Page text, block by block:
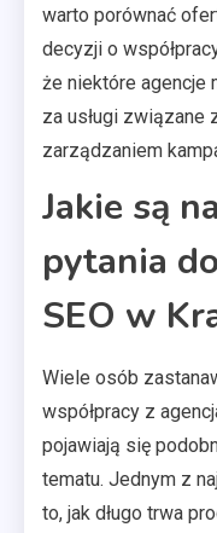
warto porównać
decyzji o
że niektóre agencje
za usługi
zarządzaniem
Jakie są
pytania
SEO w
Wiele osób
współpracy z
pojawiają się
tematu. Jednym z
to, jak długo trwa